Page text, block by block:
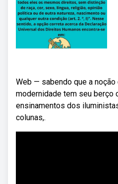
Web — sabendo que a
modernidade tem seu berço
ensinamentos dos
colunas,.